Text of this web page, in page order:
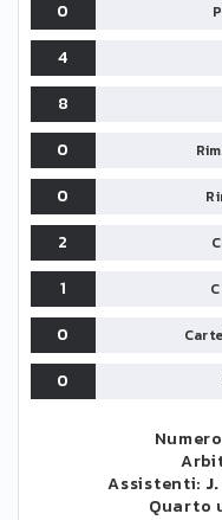
0
4
8
0
0
2
1
0
0
Assistenti:
Quarto